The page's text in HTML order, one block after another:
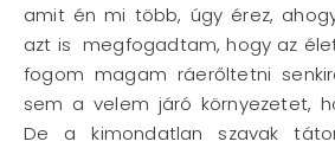
amit én mi több, úgy érez,
azt is megfogadtam, hogy az
fogom magam ráerőltetni
sem a velem járó környezetet,
De a kimondatlan szavak